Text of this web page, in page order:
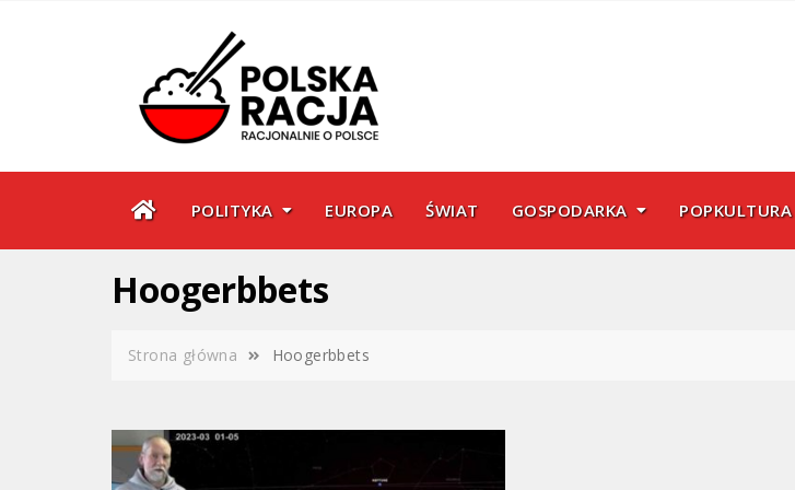
POLITYKA EUROPA ŚWIAT GOSPODARKA POPKULTURA
Hoogerbbets
Strona główna Hoogerbbets